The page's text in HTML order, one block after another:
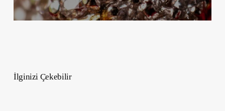
İlginizi Çekebilir